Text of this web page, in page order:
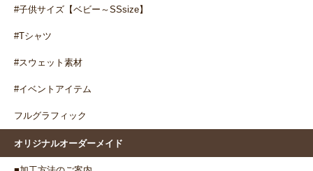
#子供サイズ【ベビー～SSsize】
#Tシャツ
#スウェット素材
#イベントアイテム
フルグラフィック
オリジナルオーダーメイド